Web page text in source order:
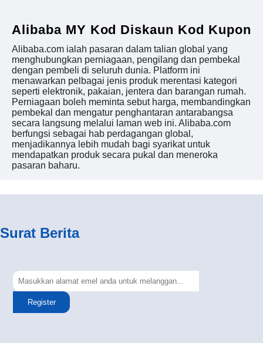
Alibaba MY Kod Diskaun Kod Kupon
Alibaba.com ialah pasaran dalam talian global yang
menghubungkan perniagaan, pengilang dan pembekal
dengan pembeli di seluruh dunia. Platform ini
menawarkan pelbagai jenis produk merentasi kategori
seperti elektronik, pakaian, jentera dan barangan rumah.
Perniagaan boleh meminta sebut harga, membandingkan
pembekal dan mengatur penghantaran antarabangsa
secara langsung melalui laman web ini. Alibaba.com
berfungsi sebagai hab perdagangan global,
menjadikannya lebih mudah bagi syarikat untuk
mendapatkan produk secara pukal dan meneroka
pasaran baharu.
Surat Berita
Register